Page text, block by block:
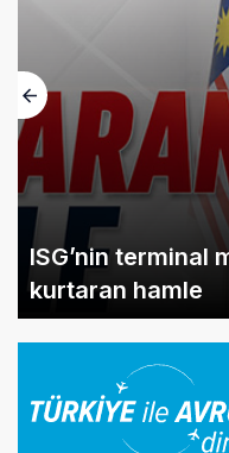
ISG’nin terminal
kurtaran hamle